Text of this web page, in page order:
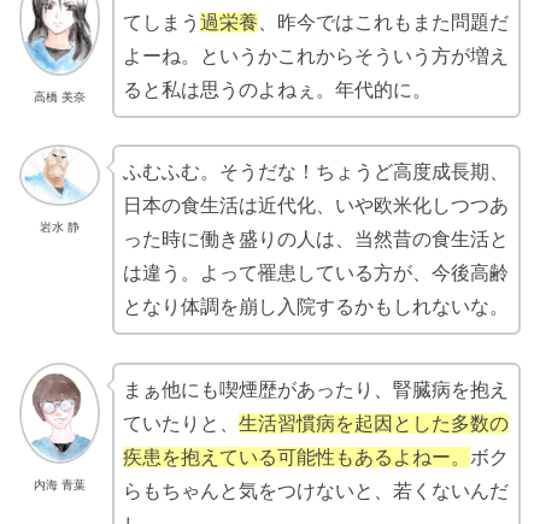
高橋 美奈
てしまう 過栄養 、昨今ではこれもまた問題だ
よーね。というかこれからそういう方が増え
ると私は思うのよねぇ。年代的に。
岩水 静
ふむふむ。そうだな！ちょうど高度成長期、
日本の食生活は近代化、いや欧米化しつつあ
った時に働き盛りの人は、当然昔の食生活と
は違う。よって罹患している方が、今後高齢
となり体調を崩し入院するかもしれないな。
内海 青葉
まぁ他にも喫煙歴があったり、腎臓病を抱え
ていたりと、 生活習慣病を起因とした多数の
疾患を抱えている可能性もあるよねー。 ボク
らもちゃんと気をつけないと、若くないんだ